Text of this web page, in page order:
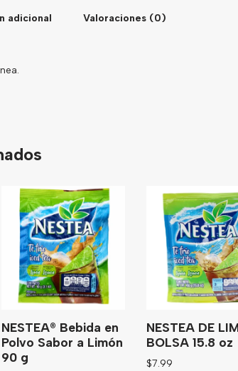
adicional Valoraciones (0)
NESTEA® Bebida en
Polvo Sabor a Limón
90 g
NESTEA DE
BOLSA 15.8 oz
$7.99